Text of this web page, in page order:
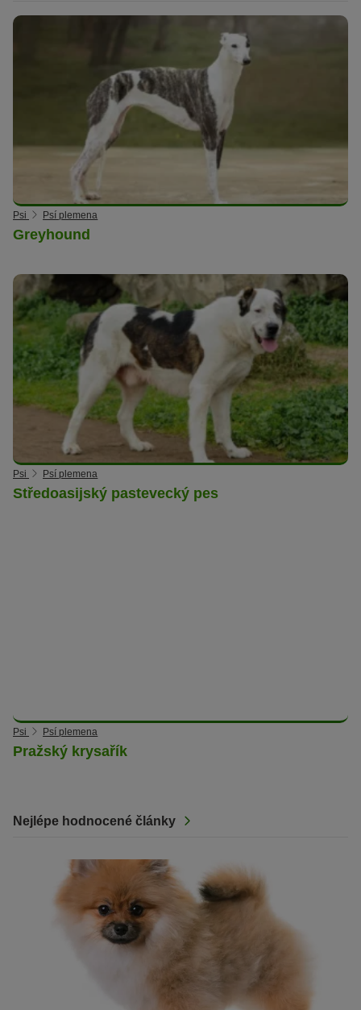
Psi Psí plemena
Greyhound
Psi Psí plemena
Středoasijský pastevecký pes
Psi Psí plemena
Pražský krysařík
Nejlépe hodnocené články